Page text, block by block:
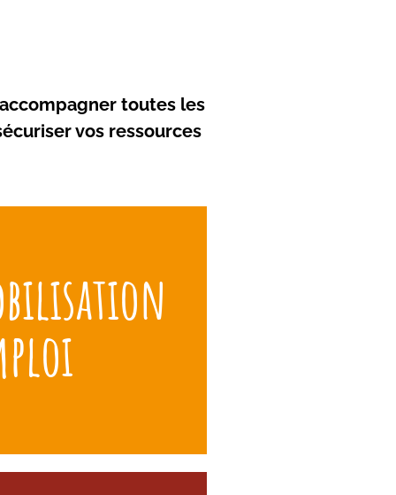
toutes les
vos ressources
de santé, réalisé par un
Remobilisation : amener